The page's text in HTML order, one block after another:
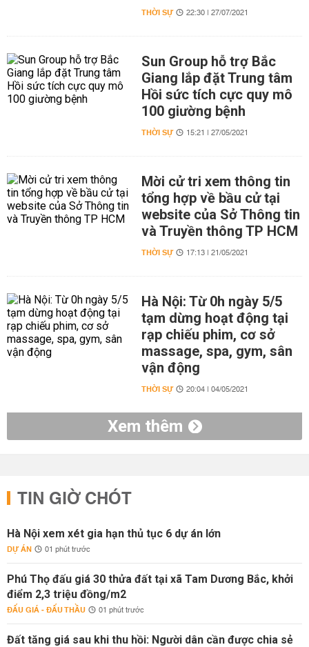
THỜI SỰ 22:30 | 27/07/2021
Sun Group hỗ trợ Bắc
Giang lắp đặt Trung tâm
Hồi sức tích cực quy mô
100 giường bệnh
THỜI SỰ 15:21 | 27/05/2021
Mời cử tri xem thông tin
tổng hợp về bầu cử tại
website của Sở Thông tin
và Truyền thông TP HCM
THỜI SỰ 17:13 | 21/05/2021
Hà Nội: Từ 0h ngày 5/5
tạm dừng hoạt động tại
rạp chiếu phim, cơ sở
massage, spa, gym, sân
vận động
THỜI SỰ 20:04 | 04/05/2021
Xem thêm
TIN GIỜ CHÓT
Hà Nội xem xét gia hạn thủ tục 6 dự án lớn
DỰ ÁN 01 phút trước
Phú Thọ đấu giá 30 thửa đất tại xã Tam Dương Bắc, khởi
điểm 2,3 triệu đồng/m2
ĐẤU GIÁ - ĐẤU THẦU 01 phút trước
Đất tăng giá sau khi thu hồi: Người dân cần được chia sẻ